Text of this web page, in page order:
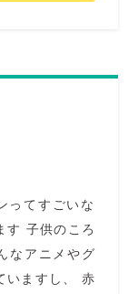
ってすごいな
す 子供のころ
なアニメやグ
いますし、 赤